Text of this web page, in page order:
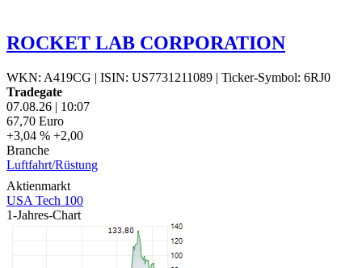
ROCKET LAB CORPORATION
WKN: A419CG | ISIN: US7731211089 | Ticker-Symbol: 6RJ0
Tradegate
07.08.26 | 10:07
67,70 Euro
+3,04 % +2,00
Branche
Luftfahrt/Rüstung
Aktienmarkt
USA Tech 100
1-Jahres-Chart